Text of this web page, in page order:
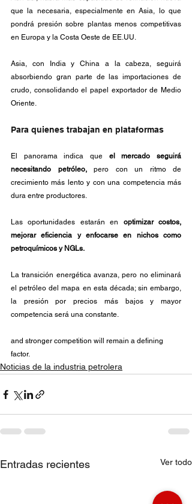
que la necesaria, especialmente en Asia, lo que
pondrá presión sobre plantas menos competitivas
en Europa y la Costa Oeste de EE.UU.
Asia, con India y China a la cabeza, seguirá
absorbiendo gran parte de las importaciones de
crudo, consolidando el papel exportador de Medio
Oriente.
Para quienes trabajan en plataformas
El panorama indica que el mercado seguirá
necesitando petróleo, pero con un ritmo de
crecimiento más lento y con una competencia más
dura entre productores.
Las oportunidades estarán en optimizar costos,
mejorar eficiencia y enfocarse en nichos como
petroquímicos y NGLs.
La transición energética avanza, pero no eliminará
el petróleo del mapa en esta década; sin embargo,
la presión por precios más bajos y mayor
competencia será una constante.
and stronger competition will remain a defining
factor.
Noticias de la industria petrolera
Entradas recientes Ver todo